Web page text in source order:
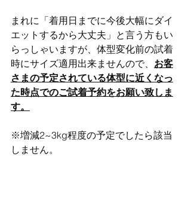
まれに「着用日までに今後大幅にダイ
エットするから大丈夫」と言う方もい
らっしゃいますが、体型変化前の試着
時にサイズ適用出来ませんので、 お客
さまの予定されている体型に近くなっ
た時点でのご試着予約をお願い致しま
す。
※増減2~3kg程度の予定でしたら該当
しません。